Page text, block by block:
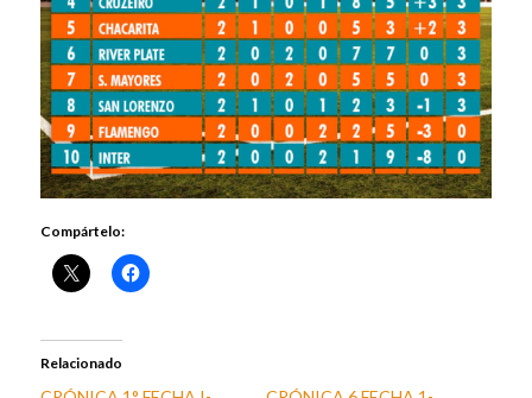
Compártelo:
Relacionado